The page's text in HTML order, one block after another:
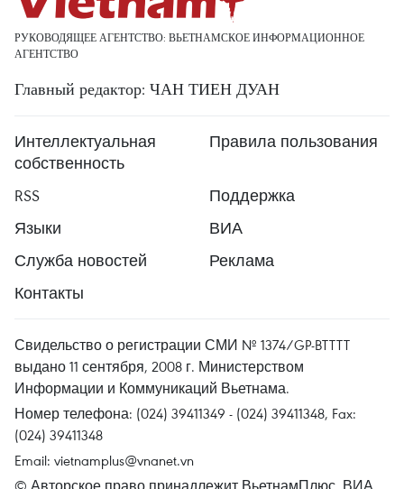
РУКОВОДЯЩЕЕ АГЕНТСТВО: ВЬЕТНАМСКОЕ ИНФОРМАЦИОННОЕ
АГЕНТСТВО
Главный редактор: ЧАН ТИЕН ДУАН
Интеллектуальная
собственность
Правила пользования
RSS
Поддержка
Языки
ВИА
Служба новостей
Реклама
Контакты
Свидельство о регистрации СМИ № 1374/GP-BTTTT
выдано 11 сентября, 2008 г. Министерством
Информации и Коммуникаций Вьетнама.
Номер телефона: (024) 39411349 - (024) 39411348, Fax:
(024) 39411348
Email: vietnamplus@vnanet.vn
© Авторское право принадлежит ВьетнамПлюс, ВИА.